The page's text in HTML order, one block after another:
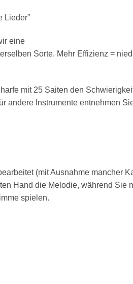
Lieder”
eine
Sorte. Mehr Effizienz =
mit 25 Saiten den
andere Instrumente entnehmen
(mit Ausnahme mancher
Hand die Melodie, während Sie
spielen.